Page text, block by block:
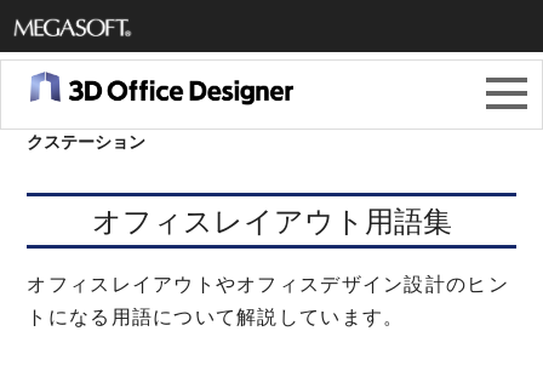
メガソ
フト株
式会社
クステーション
オフィスレイアウト用語集
オフィスレイアウトやオフィスデザイン設計のヒン
トになる用語について解説しています。